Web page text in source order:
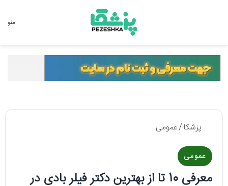
منو
پزشکا/عمومی
عمومی
معرفی 10 تا از بهترین دکتر فیلر بادی در